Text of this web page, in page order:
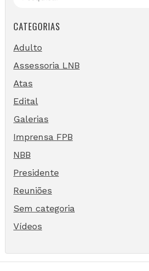
CATEGORIAS
Adulto
Assessoria LNB
Atas
Edital
Galerias
Imprensa FPB
NBB
Presidente
Reuniões
Sem categoria
Vídeos